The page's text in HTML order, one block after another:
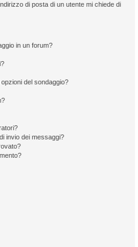
di posta di un utente mi chiede di
in un forum?
del sondaggio?
invio dei messaggi?